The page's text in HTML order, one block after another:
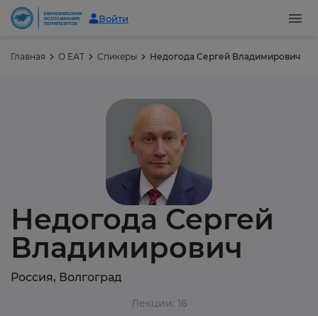
Войти
Главная О ЕАТ Спикеры Недогода Сергей Владимирович
Недогода Сергей
Владимирович
Россия, Волгоград
Лекции: 16